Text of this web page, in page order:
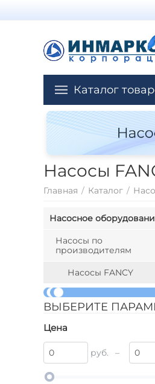
Каталог
Насосы
Главная / Каталог /
Насосное
Насосы по
производителям
Насосы FANCY
ВЫБЕРИТЕ
Цена
руб. –